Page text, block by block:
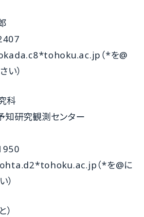
（*を@
い）
科
知研究観測センター
（*を@に
）
）